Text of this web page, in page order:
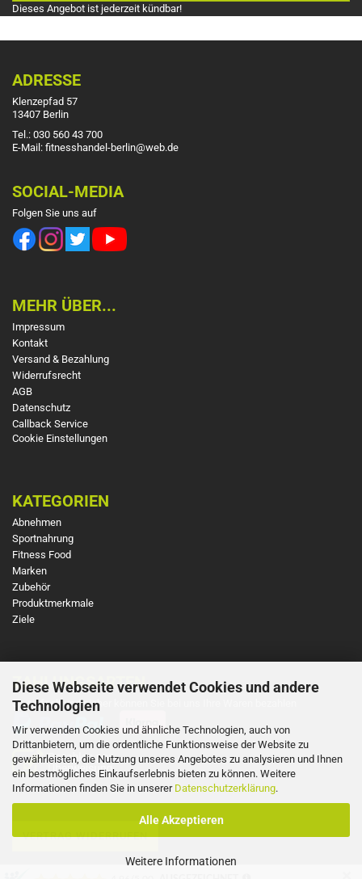
Diese Webseite verwendet Cookies und andere
Technologien
Wir verwenden Cookies und ähnliche Technologien, auch von
Drittanbietern, um die ordentliche Funktionsweise der Website zu
gewährleisten, die Nutzung unseres Angebotes zu analysieren und Ihnen
ein bestmögliches Einkaufserlebnis bieten zu können. Weitere
Informationen finden Sie in unserer Datenschutzerklärung.
Alle Akzeptieren
Weitere Informationen
Dieses Angebot ist jederzeit kündbar!
ADRESSE
Klenzepfad 57
13407 Berlin
Tel.: 030 560 43 700
E-Mail: fitnesshandel-berlin@web.de
SOCIAL-MEDIA
Folgen Sie uns auf
MEHR ÜBER...
Impressum
Kontakt
Versand & Bezahlung
Widerrufsrecht
AGB
Datenschutz
Callback Service
Cookie Einstellungen
KATEGORIEN
Abnehmen
Sportnahrung
Fitness Food
Marken
Zubehör
Produktmerkmale
Ziele
ZAHLUNGSARTEN
So einfach und sicher können Sie bei uns Ihre Waren bezahlen
VERTRAG WIDERRUFEN